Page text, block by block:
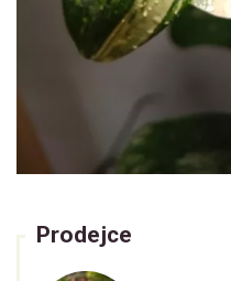
Prodejce